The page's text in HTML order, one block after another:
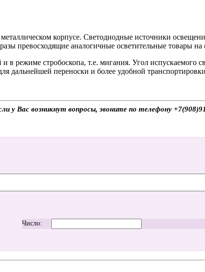
корпусе. Светодиодные источники
превосходящие аналогичные осветительные товары на
стробоскопа, т.е. мигания. Угол испускаемого
дальнейшей переноски и более удобной
у Вас возникнут вопросы, звоните по телефону
Число: